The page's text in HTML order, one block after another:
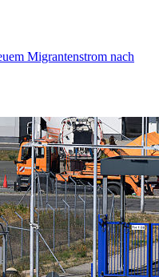
Migrantenstrom nach